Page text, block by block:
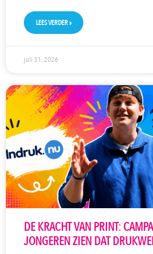
LEES VERDER »
juli 31, 2026
DE KRACHT VAN PRINT:
JONGEREN ZIEN DAT